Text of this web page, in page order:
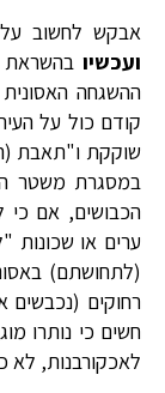
אבקש לחשוב
ועכשיו בהשראת
ההשגחה
קודם כול על
שוקקת ו"תאבת
במסגרת משטר
הכבושים, אם כי
ערים או
(לתחושתם)
רחוקים (נכבשים
חשים כי נותרו
לאכקורבנות, לא